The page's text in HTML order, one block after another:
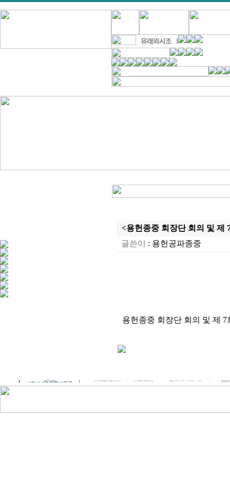
<용헌종중 회장단 회의 및 제
글쓴이
: 용헌공파종중
용헌종중 회장단 회의 및 제